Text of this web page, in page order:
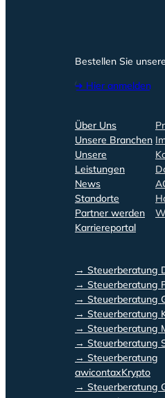
Bestellen Sie
➔ Hier anmelden
Über Uns
Unsere Branchen
Unsere
Leistungen
News
Standorte
Partner werden
Karriereportal
→ Steuerberatung
→ Steuerberatung
→ Steuerberatung
→ Steuerberatung
→ Steuerberatung
→ Steuerberatung
→ Steuerberatung
awicontaxKrypto
→ Steuerberatung